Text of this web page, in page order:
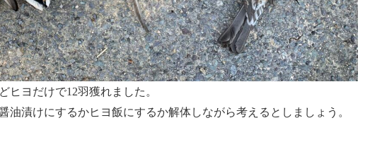
ヒヨだけで12羽獲れました。
油漬けにするかヒヨ飯にするか解体しながら考えるとしましょう。